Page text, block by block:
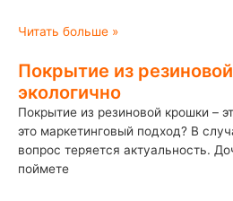
Читать больше »
Покрытие из
экологично
Покрытие из резиновой крошки –
это маркетинговый подход? В
вопрос теряется актуальность.
поймете